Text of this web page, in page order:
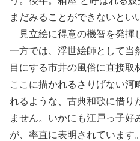
まだみることができないとい
見立絵に得意の機智を発揮
一方では、浮世絵師として当
目にする市井の風俗に直接取
ここに描かれるさりげない河
れるような、古典和歌に借り
ません。いかにも江戸っ子
が、率直に表明されています。